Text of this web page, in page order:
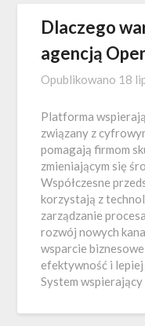
Dlaczego
agencją
Opublikowano 18
Platforma
związany z
pomagają firmom
zmieniającym się
Współczesne
korzystają z
zarządzanie
rozwój nowych
wsparcie
efektywność i
System